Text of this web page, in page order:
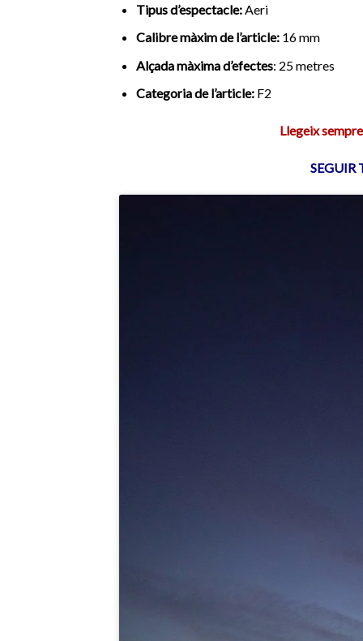
Tipus d’espectacle: Aeri
Calibre màxim de l’article:16 mm
Alçada màxima d’efectes: 25 metres
Categoria de l’article: F2
Llegeix
SEGUIR